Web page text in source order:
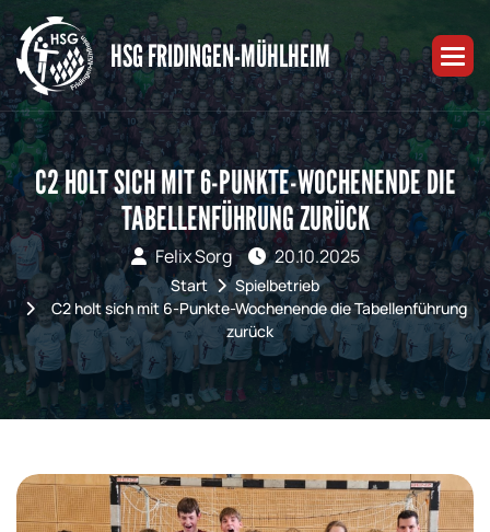
HSG FRIDINGEN-MÜHLHEIM
C2 HOLT SICH MIT 6-PUNKTE-WOCHENENDE DIE
TABELLENFÜHRUNG ZURÜCK
Felix Sorg 20.10.2025
Start
Spielbetrieb
C2 holt sich mit 6-Punkte-Wochenende die Tabellenführung
zurück